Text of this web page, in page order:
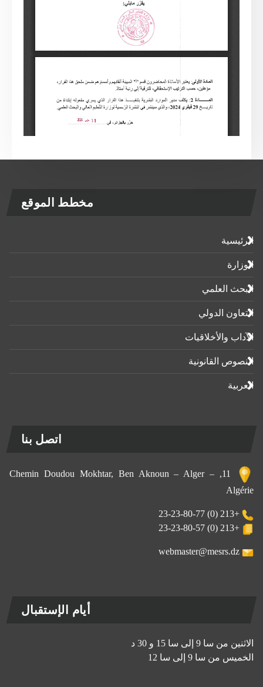
مخطط الموقع
الرئيسية
الوزارة
البحث العلمي
التعاون الدولي
الآداب واﻷخلاقيات
النصوص القانونية
العربية
اتصل بنا
11, Chemin Doudou Mokhtar, Ben Aknoun – Alger –
Algérie
+213 (0) 23-23-80-77
+213 (0) 23-23-80-57
webmaster@mesrs.dz
أيام الإستقبال
الاثنين من سا 9 إلى سا 15 و 30 د
الخميس من سا 9 إلى سا 12